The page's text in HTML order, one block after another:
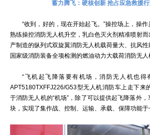
蓄力腾飞：硬核创新 抢占应急救援
“收到，好的，现在开始起飞。”操控场上，操作
熟练操控消防无人机升空，乳白色灭火剂精准喷射
产制造的纵列式双旋翼消防无人机载荷量大、抗风
国家级消防装备全项检测的燃油动力大载荷消防无人
“飞机起飞降落要有机场，消防无人机也得
APT5180TXFFJ226/G53型无人机消防车上走下来
于消防无人机的“机场”，除了可以提供起飞降落外
块，实现了集作战、控制、运输、承载、保障功能于